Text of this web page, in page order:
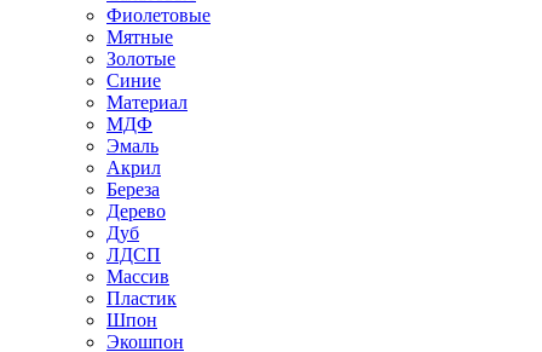
Фиолетовые
Мятные
Золотые
Синие
Материал
МДФ
Эмаль
Акрил
Береза
Дерево
Дуб
ЛДСП
Массив
Пластик
Шпон
Экошпон